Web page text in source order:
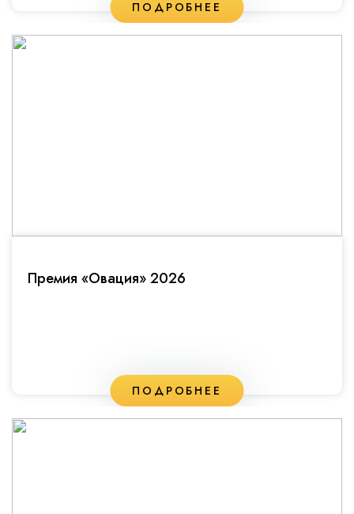
ПОДРОБНЕЕ
Премия «Овация» 2026
ПОДРОБНЕЕ